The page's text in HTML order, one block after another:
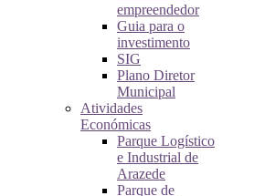
empreendedor
Guia para o
investimento
SIG
Plano Diretor
Municipal
Atividades
Económicas
Parque Logístico
e Industrial de
Arazede
Parque de